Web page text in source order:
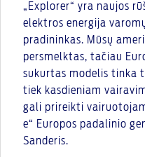
„Explorer“ yra naujos
elektros energija
pradininkas. Mūsų
persmelktas, tačiau
sukurtas modelis tinka
tiek kasdieniam
gali prireikti
e“ Europos padalinio
Sanderis.